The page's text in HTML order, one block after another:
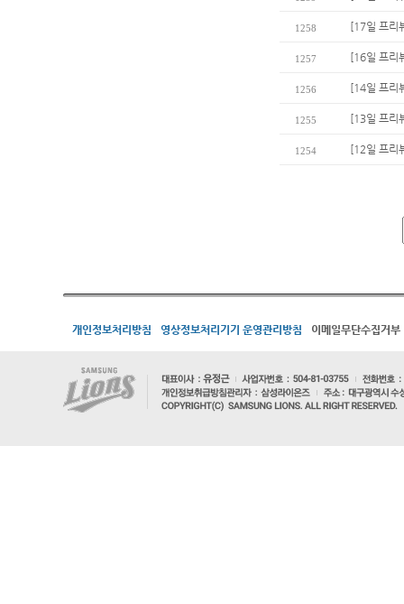
1258 [17일 프리
1257 [16일 프리
1256 [14일 프리
1255 [13일 프리
1254 [12일 프리
개인정보처리방침 영상정보처리기기 운영관리방침 이메일무단수집거부